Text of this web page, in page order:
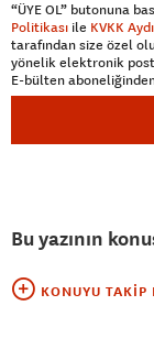
“ÜYE OL” butonuna
Politikası ile KVKK
tarafından size özel
yönelik elektronik
E-bülten
Bu yazının
KONUYU TAKIP